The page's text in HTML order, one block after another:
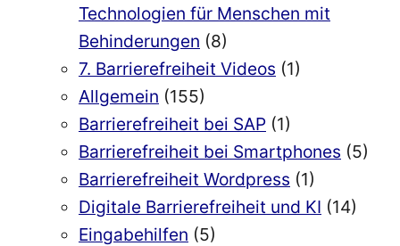
Technologien für Menschen mit
Behinderungen (8)
7. Barrierefreiheit Videos (1)
Allgemein (155)
Barrierefreiheit bei SAP (1)
Barrierefreiheit bei Smartphones (5)
Barrierefreiheit Wordpress (1)
Digitale Barrierefreiheit und KI (14)
Eingabehilfen (5)